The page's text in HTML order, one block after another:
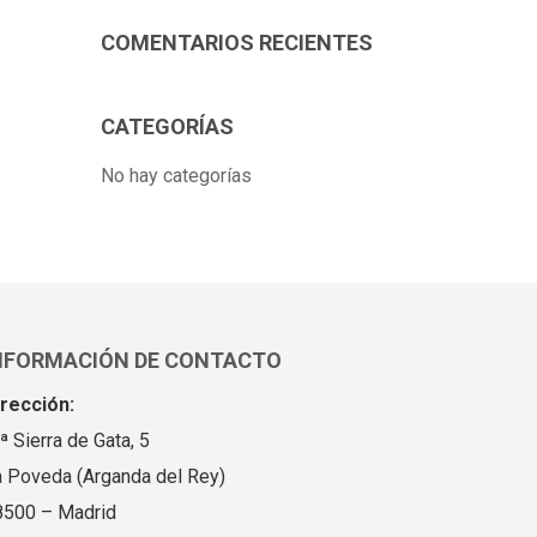
COMENTARIOS RECIENTES
CATEGORÍAS
No hay categorías
DE CONTACTO
Sierra de Gata, 5
Poveda (Arganda del Rey)
– Madrid